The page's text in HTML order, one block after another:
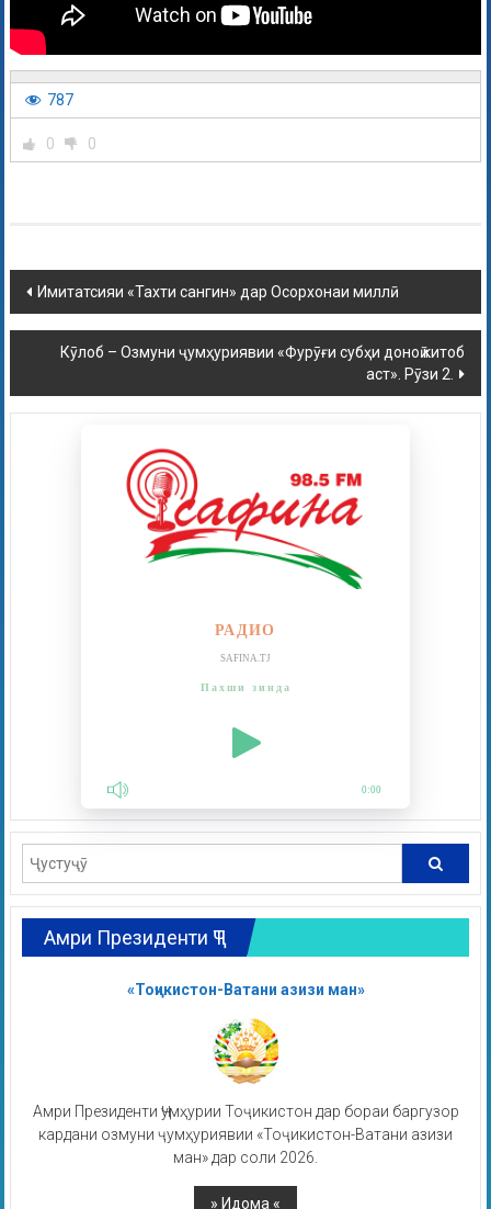
787
0 0
Имитатсияи «Тахти сангин» дар Осорхонаи миллӣ.
Кӯлоб – Озмуни ҷумҳуриявии «Фурӯғи субҳи доноӣ китоб
аст». Рӯзи 2.
РАДИО
SAFINA.TJ
Пахши зинда
0:00
Амри Президенти ҶТ
«Тоҷикистон-Ватани азизи ман»
Амри Президенти Ҷумҳурии Тоҷикистон дар бораи баргузор
кардани озмуни ҷумҳуриявии «Тоҷикистон-Ватани азизи
ман» дар соли 2026.